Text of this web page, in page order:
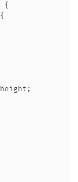
{
{
height ;